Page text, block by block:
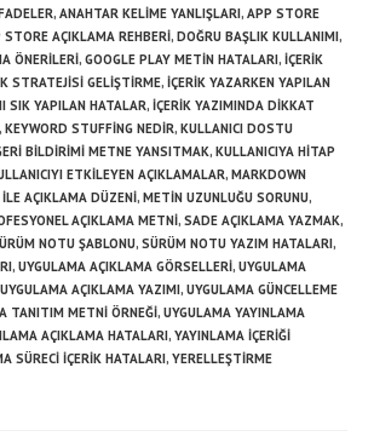
, ANAHTAR KELIME YANLIŞLARI, APP STORE
STORE AÇIKLAMA REHBERI, DOĞRU BAŞLIK KULLANIMI,
ÖNERILERI, GOOGLE PLAY METIN HATALARI, IÇERIK
STRATEJISI GELIŞTIRME, IÇERIK YAZARKEN YAPILAN
SIK YAPILAN HATALAR, IÇERIK YAZIMINDA DIKKAT
, KEYWORD STUFFING NEDIR, KULLANICI DOSTU
BILDIRIMI METNE YANSITMAK, KULLANICIYA HITAP
ETKILEYEN AÇIKLAMALAR, MARKDOWN
AÇIKLAMA DÜZENI, METIN UZUNLUĞU SORUNU,
AÇIKLAMA METNI, SADE AÇIKLAMA YAZMAK,
NOTU ŞABLONU, SÜRÜM NOTU YAZIM HATALARI,
, UYGULAMA AÇIKLAMA GÖRSELLERI, UYGULAMA
UYGULAMA AÇIKLAMA YAZIMI, UYGULAMA GÜNCELLEME
TANITIM METNI ÖRNEĞI, UYGULAMA YAYINLAMA
AÇIKLAMA HATALARI, YAYINLAMA IÇERIĞI
SÜRECI IÇERIK HATALARI, YERELLEŞTIRME